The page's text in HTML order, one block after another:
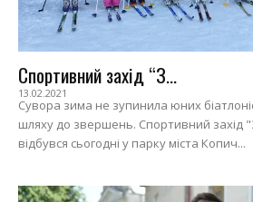
Спортивний захід “З...
13.02.2021
Сувора зима не зупинила юних
шляху до звершень. Спортивний захід
відбувся сьогодні у парку міста Копич...